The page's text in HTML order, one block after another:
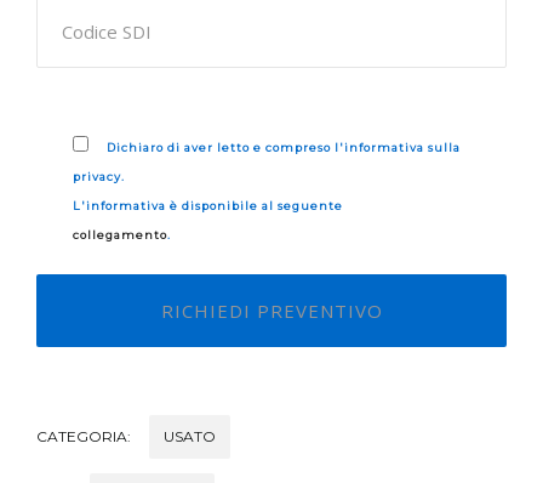
Dichiaro di aver letto e compreso l'informativa sulla
privacy.
L'informativa è disponibile al seguente
collegamento.
CATEGORIA: USATO